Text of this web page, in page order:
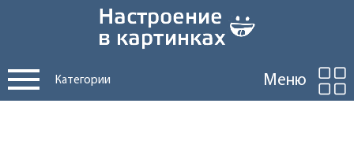
Категории Меню